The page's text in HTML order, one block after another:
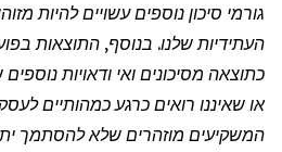
גורמי סיכון נוספים עשויים להיות
העתידיות שלנו. בנוסף, התוצאות
כתוצאה מסיכונים ואי ודאויות
או שאיננו רואים כרגע כמהותיים
המשקיעים מוזהרים שלא להסתמך